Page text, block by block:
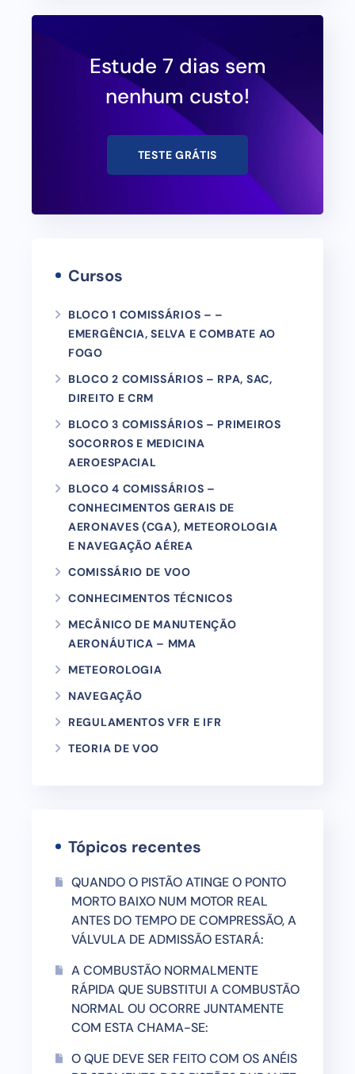
Estude 7 dias sem
nenhum custo!
TESTE GRÁTIS
Cursos
BLOCO 1 COMISSÁRIOS – –
EMERGÊNCIA, SELVA E COMBATE AO
FOGO
BLOCO 2 COMISSÁRIOS – RPA, SAC,
DIREITO E CRM
BLOCO 3 COMISSÁRIOS – PRIMEIROS
SOCORROS E MEDICINA
AEROESPACIAL
BLOCO 4 COMISSÁRIOS –
CONHECIMENTOS GERAIS DE
AERONAVES (CGA), METEOROLOGIA
E NAVEGAÇÃO AÉREA
COMISSÁRIO DE VOO
CONHECIMENTOS TÉCNICOS
MECÂNICO DE MANUTENÇÃO
AERONÁUTICA – MMA
METEOROLOGIA
NAVEGAÇÃO
REGULAMENTOS VFR E IFR
TEORIA DE VOO
Tópicos recentes
QUANDO O PISTÃO ATINGE O PONTO
MORTO BAIXO NUM MOTOR REAL
ANTES DO TEMPO DE COMPRESSÃO, A
VÁLVULA DE ADMISSÃO ESTARÁ:
A COMBUSTÃO NORMALMENTE
RÁPIDA QUE SUBSTITUI A COMBUSTÃO
NORMAL OU OCORRE JUNTAMENTE
COM ESTA CHAMA-SE:
O QUE DEVE SER FEITO COM OS ANÉIS